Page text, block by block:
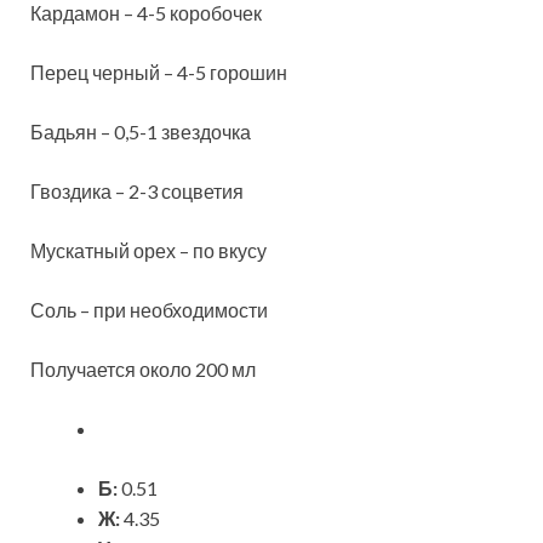
Кардамон – 4-5 коробочек
Перец черный – 4-5 горошин
Бадьян – 0,5-1 звездочка
Гвоздика – 2-3 соцветия
Мускатный орех – по вкусу
Соль – при необходимости
Получается около 200 мл
Б:0.51
Ж:4.35